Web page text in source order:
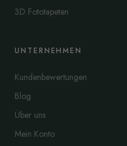
3D Fototapeten
UNTERNEHMEN
Kundenbewertungen
Blog
Über uns
Mein Konto